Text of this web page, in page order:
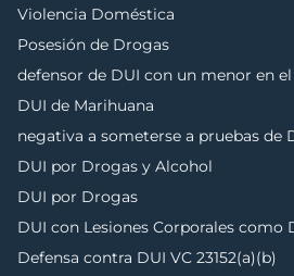
Violencia Doméstica
Posesión de Drogas
defensor de DUI con un menor en
DUI de Marihuana
negativa a someterse a pruebas de
DUI por Drogas y Alcohol
DUI por Drogas
DUI con Lesiones Corporales como
Defensa contra DUI VC 23152(a)(b)